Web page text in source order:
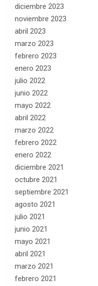
diciembre 2023
noviembre 2023
abril 2023
marzo 2023
febrero 2023
enero 2023
julio 2022
junio 2022
mayo 2022
abril 2022
marzo 2022
febrero 2022
enero 2022
diciembre 2021
octubre 2021
septiembre 2021
agosto 2021
julio 2021
junio 2021
mayo 2021
abril 2021
marzo 2021
febrero 2021